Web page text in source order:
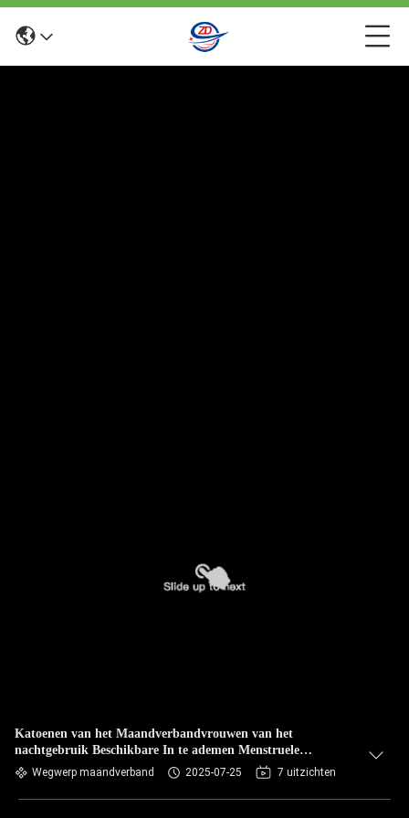
Katoenen van het Maandverbandvrouwen van het
nachtgebruik Beschikbare In te ademen Menstruele
Stootkussens
Wegwerp maandverband 2025-07-25 7 uitzichten